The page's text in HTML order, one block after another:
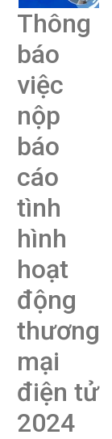
Thông
báo
việc
nộp
báo
cáo
tình
hình
hoạt
động
thương
mại
điện tử
2024